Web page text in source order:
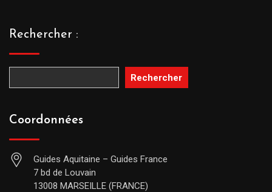
Rechercher :
Rechercher
Coordonnées
Guides Aquitaine – Guides France
7 bd de Louvain
13008 MARSEILLE (FRANCE)